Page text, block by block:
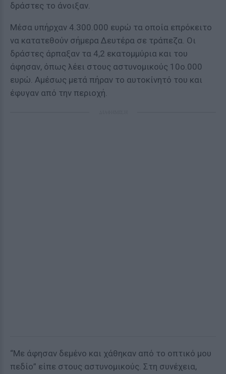
δράστες το άνοιξαν.
Μέσα υπήρχαν 4.300.000 ευρώ τα οποία επρόκειτο
να κατατεθούν σήμερα Δευτέρα σε τράπεζα. Οι
δράστες άρπαξαν τα 4,2 εκατομμύρια και του
άφησαν, όπως λέει στους αστυνομικούς 10ο.000
ευρώ. Αμέσως μετά πήραν το αυτοκίνητό του και
έφυγαν από την περιοχή.
“Με άφησαν δεμένο και χάθηκαν από το οπτικό μου
πεδίο” είπε στους αστυνομικούς. Στη συνέχεια,